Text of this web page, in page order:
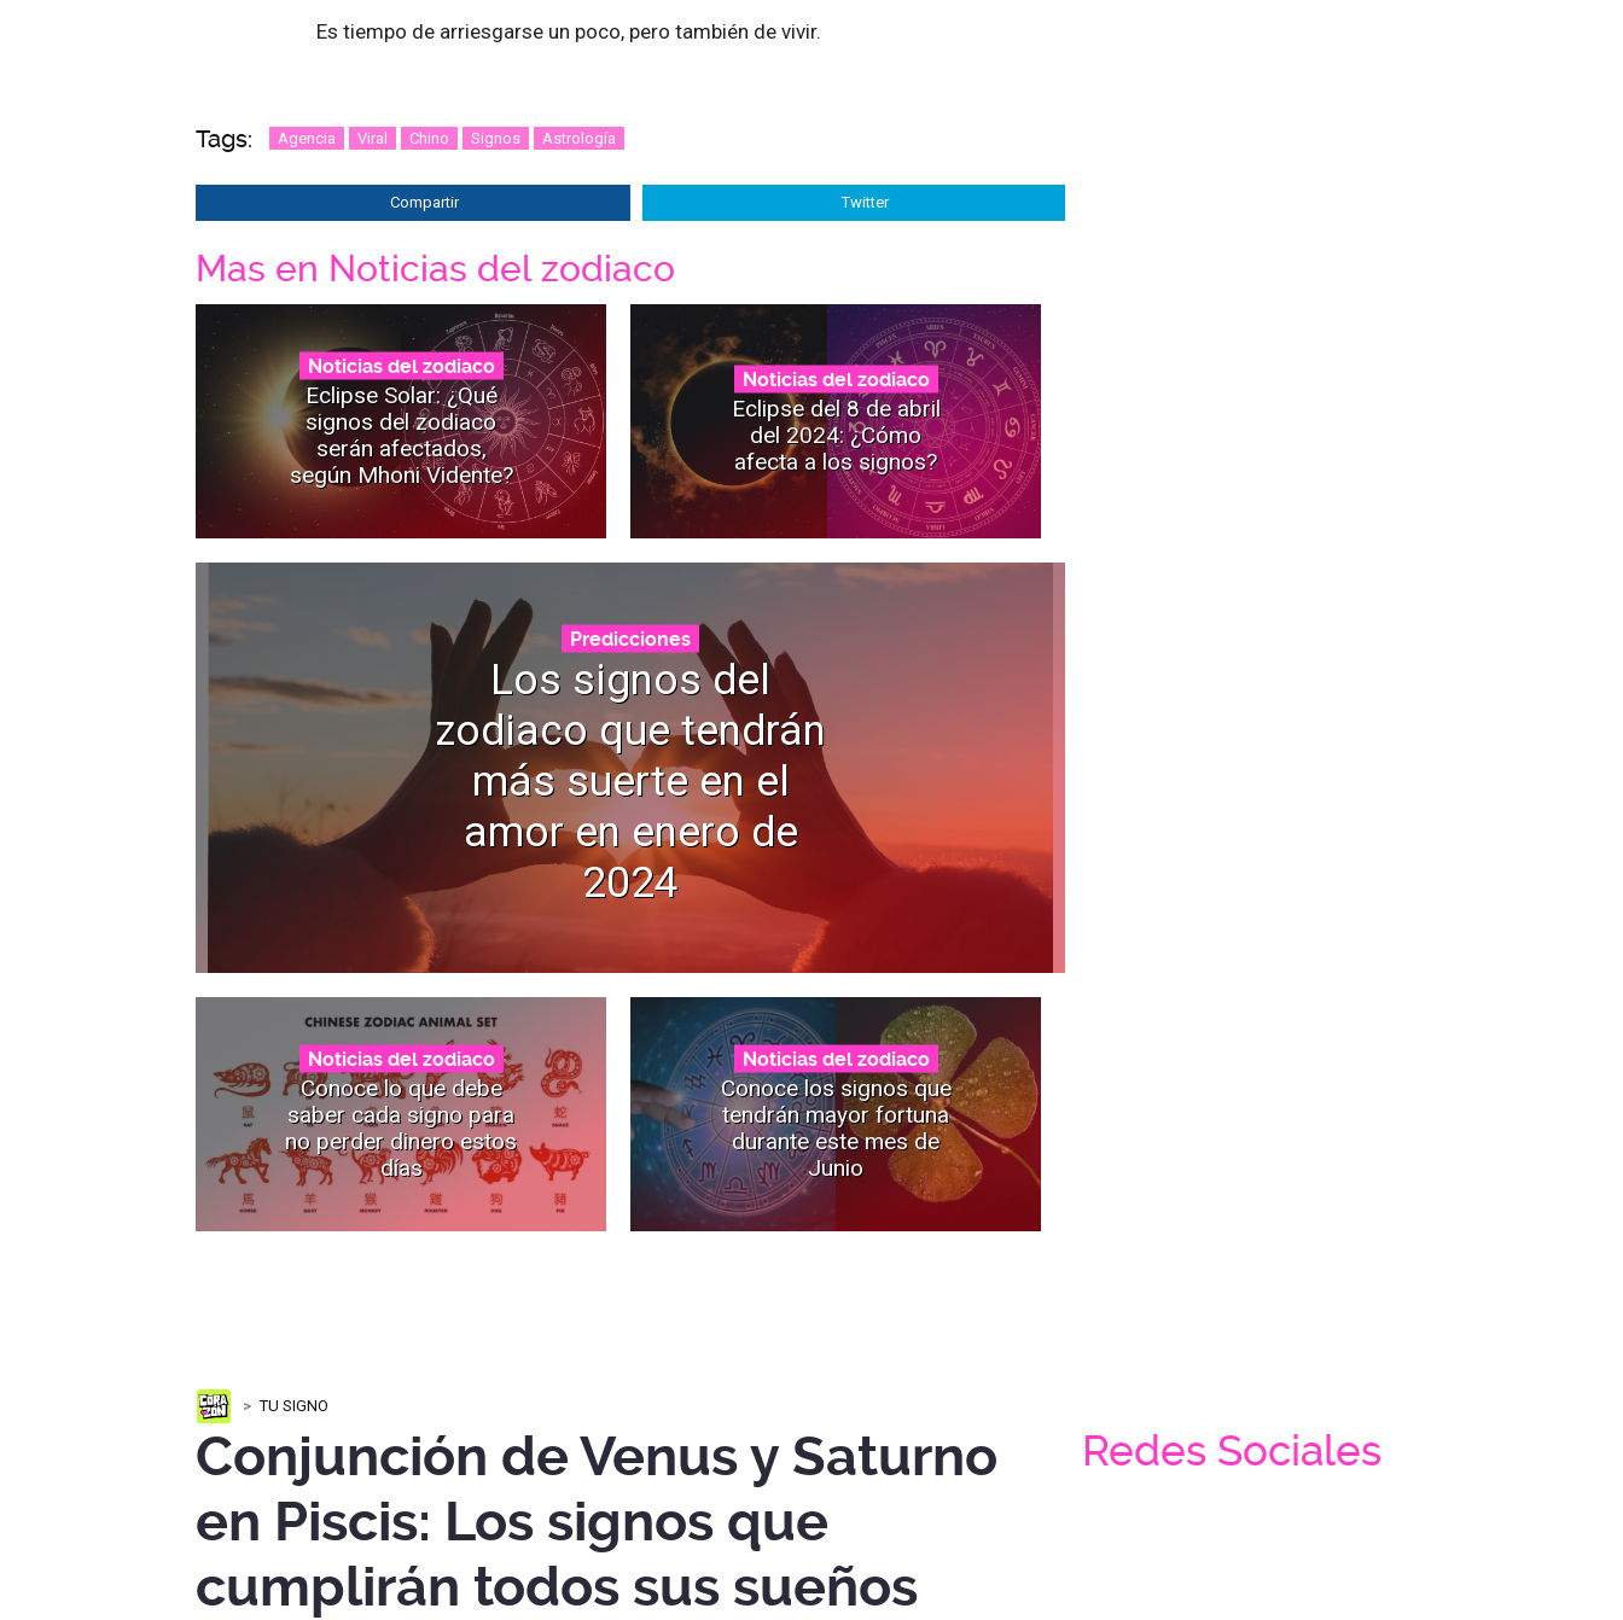
Es tiempo de arriesgarse un poco, pero también de vivir.
Tags: Agencia Viral Chino Signos Astrología
Compartir Twitter
Mas en Noticias del zodiaco
Noticias del zodiaco
Eclipse Solar: ¿Qué
signos del zodiaco
serán afectados,
según Mhoni Vidente?
Noticias del zodiaco
Eclipse del 8 de abril
del 2024: ¿Cómo
afecta a los signos?
Predicciones
Los signos del
zodiaco que tendrán
más suerte en el
amor en enero de
2024
Noticias del zodiaco
Conoce lo que debe
saber cada signo para
no perder dinero estos
días
Noticias del zodiaco
Conoce los signos que
tendrán mayor fortuna
durante este mes de
Junio
TU SIGNO
Conjunción de Venus y Saturno
en Piscis: Los signos que
cumplirán todos sus sueños
Redes Sociales